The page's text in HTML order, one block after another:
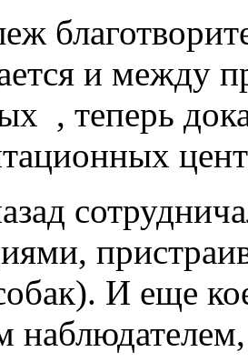
и между
, теперь
И еще